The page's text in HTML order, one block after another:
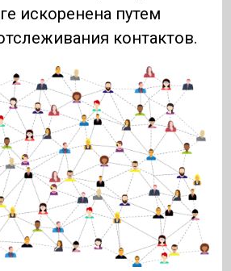
искоренена путем
контактов.